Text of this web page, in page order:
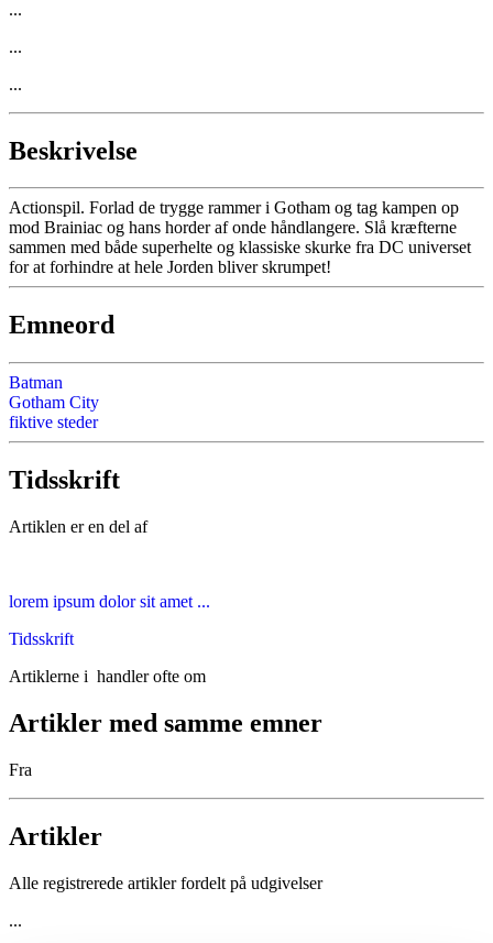
...
...
...
Beskrivelse
Actionspil. Forlad de trygge rammer i Gotham og tag kampen op
mod Brainiac og hans horder af onde håndlangere. Slå kræfterne
sammen med både superhelte og klassiske skurke fra DC universet
for at forhindre at hele Jorden bliver skrumpet!
Emneord
Batman
Gotham City
fiktive steder
Tidsskrift
Artiklen er en del af
lorem ipsum dolor sit amet ...
Tidsskrift
Artiklerne i handler ofte om
Artikler med samme emner
Fra
Artikler
Alle registrerede artikler fordelt på udgivelser
...